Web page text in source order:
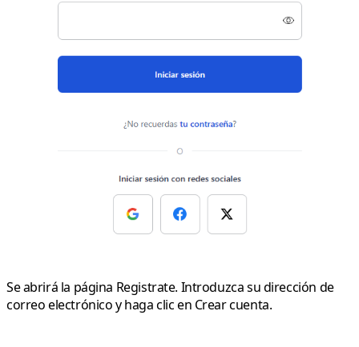
Se abrirá la página Registrate. Introduzca su dirección de
correo electrónico y haga clic en Crear cuenta.